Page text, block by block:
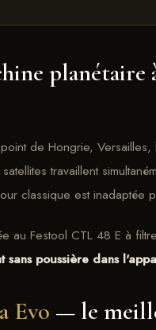
planétaire
de Hongrie,
travaillent
classique est inadaptée
au Festool CTL 48 E à
poussière dans
Evo — le